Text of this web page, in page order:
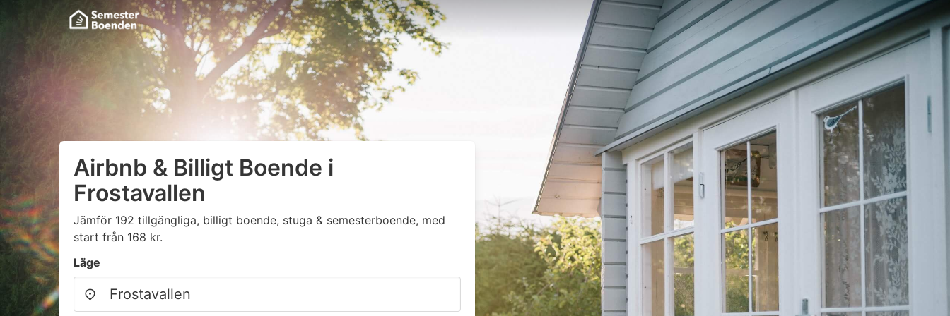
Airbnb & Billigt Boende i
Frostavallen
Jämför 192 tillgängliga, billigt boende, stuga & semesterboende, med
start från 168 kr.
Läge